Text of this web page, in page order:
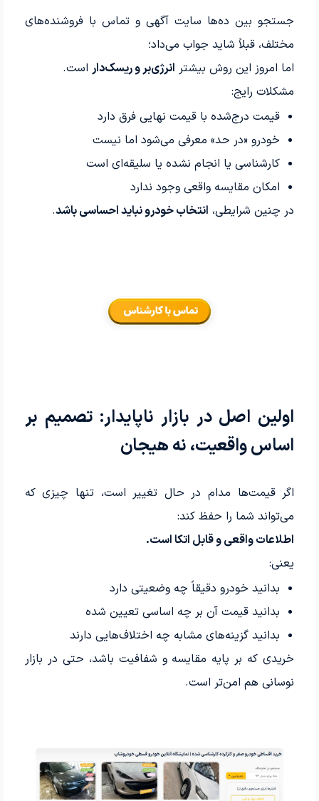
جستجو بین ده‌ها سایت آگهی و تماس با فروشنده‌های
مختلف، قبلاً شاید جواب می‌داد؛
اما امروز این روش بیشتر انرژی‌بر و ریسک‌داراست.
مشکلات رایج:
قیمت درج‌شده با قیمت نهایی فرق دارد
خودرو «در حد» معرفی می‌شود اما نیست
کارشناسی یا انجام نشده یا سلیقه‌ای است
امکان مقایسه واقعی وجود ندارد
در چنین شرایطی، انتخاب خودرو نباید احساسی باشد.
اولین اصل در بازار ناپایدار: تصمیم بر
اساس واقعیت، نه هیجان
اگر قیمت‌ها مدام در حال تغییر است، تنها چیزی که
می‌تواند شما را حفظ کند:
اطلاعات واقعی و قابل اتکا است.
یعنی:
بدانید خودرو دقیقاً چه وضعیتی دارد
بدانید قیمت آن بر چه اساسی تعیین شده
بدانید گزینه‌های مشابه چه اختلاف‌هایی دارند
خریدی که بر پایه مقایسه و شفافیت باشد، حتی در بازار
نوسانی هم امن‌تر است.